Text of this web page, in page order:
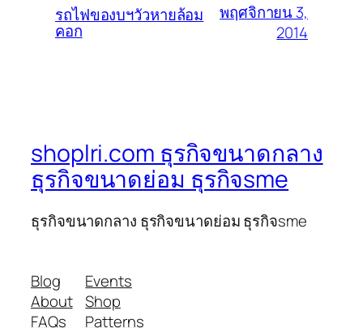
รถไฟของบฯวัวหายล้อม
คอก
พฤศจิกายน 3,
2014
shoplri.com ธุรกิจขนาดกลาง
ธุรกิจขนาดย่อม ธุรกิจsme
ธุรกิจขนาดกลาง ธุรกิจขนาดย่อม ธุรกิจsme
Blog
About
FAQs
Events
Shop
Patterns